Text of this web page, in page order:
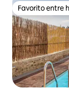
Favorito entre
Favorito entre